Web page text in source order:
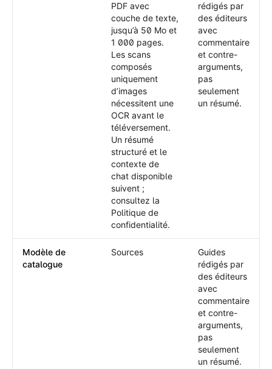
PDF avec
couche de texte,
jusqu’à 50 Mo et
1 000 pages.
Les scans
composés
uniquement
d’images
nécessitent une
OCR avant le
téléversement.
Un résumé
structuré et le
contexte de
chat disponible
suivent ;
consultez la
Politique de
confidentialité.
rédigés par
des éditeurs
avec
commentaire
et contre-
arguments,
pas
seulement
un résumé.
Modèle de
catalogue
Sources
Guides
rédigés par
des éditeurs
avec
commentaire
et contre-
arguments,
pas
seulement
un résumé.